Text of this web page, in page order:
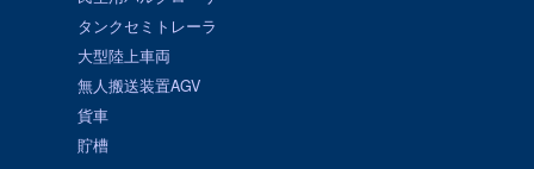
タンクセミトレーラ
大型陸上車両
無人搬送装置AGV
貨車
貯槽